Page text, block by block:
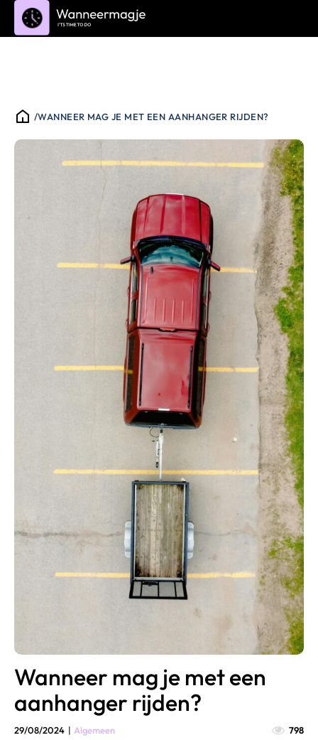
/WANNEER MAG JE MET EEN AANHANGER RIJDEN?
Wanneer mag je met een
aanhanger rijden?
29/08/2024 | Algemeen 798